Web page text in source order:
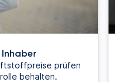
prüfen
behalten.